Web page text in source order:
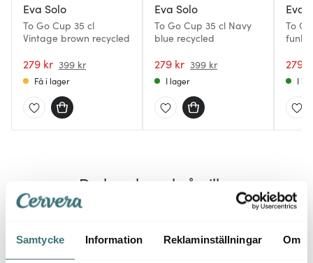
Samtycke Information Reklaminställningar Om
Eva Solo
To Go Cup 35 cl
Vintage brown recycled
279 kr 399 kr
Få i lager
Eva Solo
To Go Cup 35 cl Navy
blue recycled
279 kr 399 kr
I lager
Eva
To
279
I
Du kanske också gillar